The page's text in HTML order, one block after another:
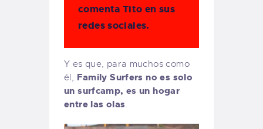
comenta Tito en sus
redes sociales.
Y es que, para muchos como
él, Family Surfers no es solo
un surfcamp, es un hogar
entre las olas.